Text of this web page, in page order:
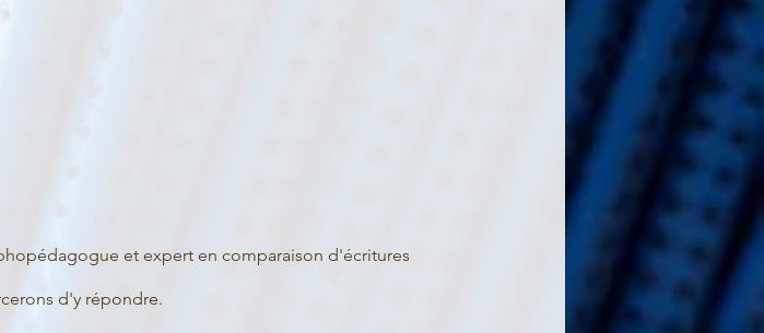
et expert en comparaison d'écritures
d'y répondre.